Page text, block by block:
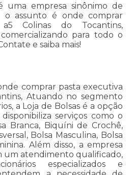
uma empresa sinônimo de
o assunto é onde comprar
Colinas do Tocantins,
para todo o
e saiba mais!
comprar pasta executiva
Atuando no segmento
a Loja de Bolsas é a opção
serviços como o
Branca, Biquíni de Crochê,
Bolsa Masculina, Bolsa
Além disso, a empresa
um atendimento qualificado,
especializados e